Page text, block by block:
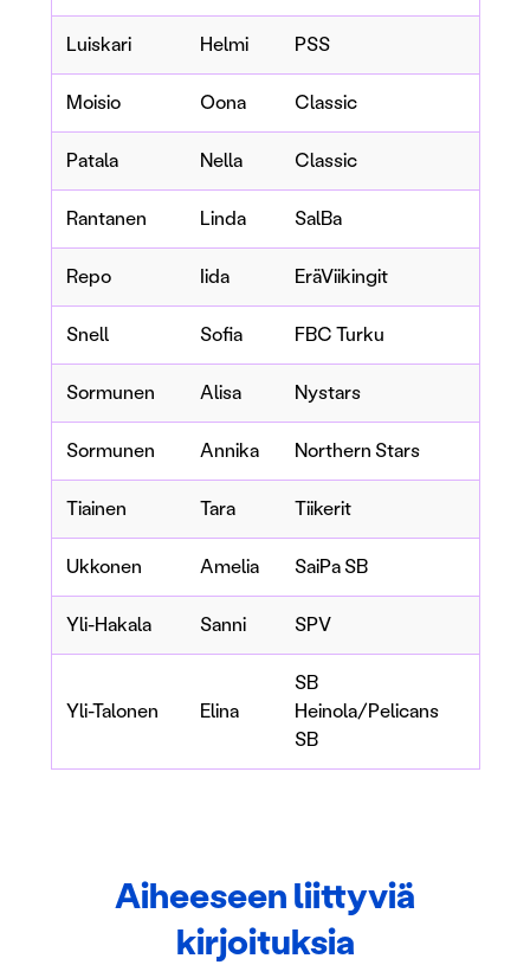
Luiskari Helmi PSS
Moisio Oona Classic
Patala Nella Classic
Rantanen Linda SalBa
Repo Iida EräViikingit
Snell Sofia FBC Turku
Sormunen Alisa Nystars
Sormunen Annika Northern Stars
Tiainen Tara Tiikerit
Ukkonen Amelia SaiPa SB
Yli-Hakala Sanni SPV
Yli-Talonen Elina
SB
Heinola/Pelicans
SB
Aiheeseen liittyviä
kirjoituksia